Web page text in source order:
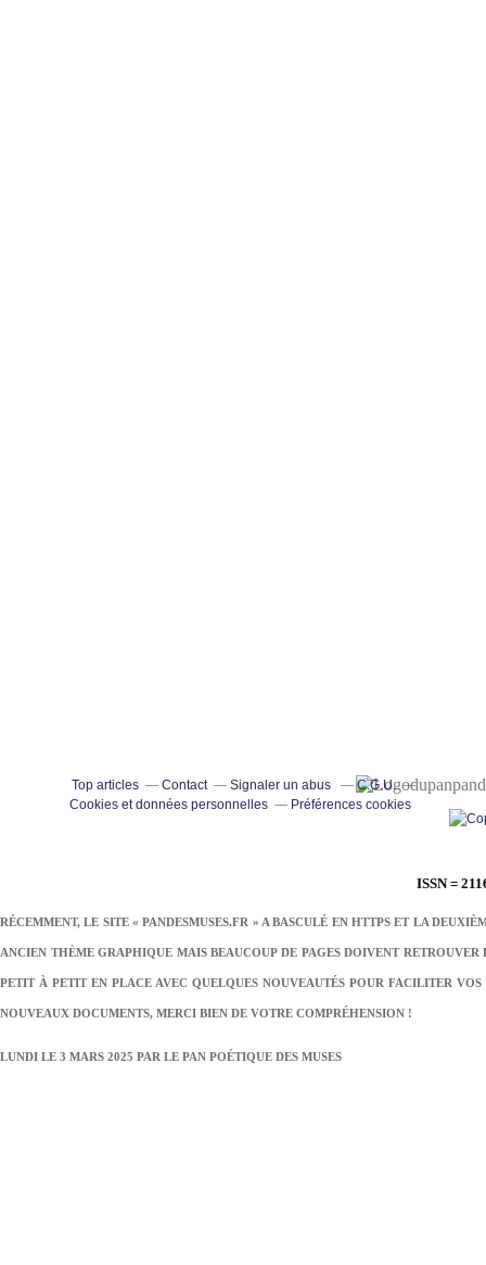
ISSN =
RÉCEMMENT, LE SITE « PANDESMUSES.FR » A BASCULÉ EN HTTPS ET LA
ANCIEN THÈME GRAPHIQUE MAIS BEAUCOUP DE PAGES DOIVENT
PETIT À PETIT EN PLACE AVEC QUELQUES NOUVEAUTÉS POUR FACILITER
NOUVEAUX DOCUMENTS, MERCI BIEN DE VOTRE COMPRÉHENSION !
LUNDI LE 3 MARS 2025 PAR LE PAN POÉTIQUE DES MUSES
Top articles Contact Signaler un abus
C.G.U.
Cookies et données personnelles
Préférences cookies